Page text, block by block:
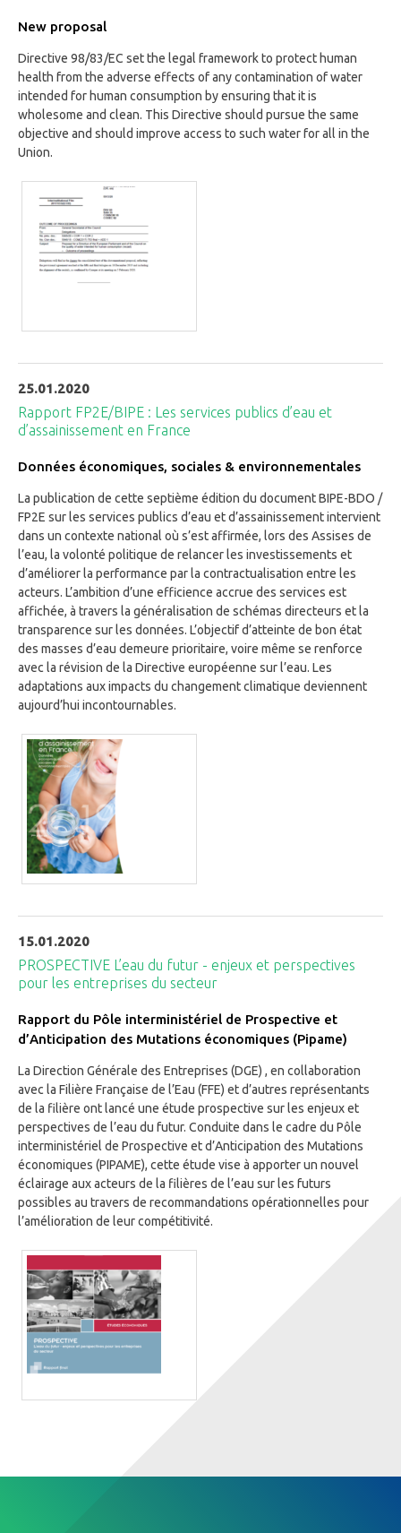
New proposal
Directive 98/83/EC set the legal framework to protect human
health from the adverse effects of any contamination of water
intended for human consumption by ensuring that it is
wholesome and clean. This Directive should pursue the same
objective and should improve access to such water for all in the
Union.
25.01.2020
Rapport FP2E/BIPE : Les services publics d’eau et
d’assainissement en France
Données économiques, sociales & environnementales
La publication de cette septième édition du document BIPE-BDO /
FP2E sur les services publics d’eau et d’assainissement intervient
dans un contexte national où s’est affirmée, lors des Assises de
l’eau, la volonté politique de relancer les investissements et
d’améliorer la performance par la contractualisation entre les
acteurs. L’ambition d’une efficience accrue des services est
affichée, à travers la généralisation de schémas directeurs et la
transparence sur les données. L’objectif d’atteinte de bon état
des masses d’eau demeure prioritaire, voire même se renforce
avec la révision de la Directive européenne sur l’eau. Les
adaptations aux impacts du changement climatique deviennent
aujourd’hui incontournables.
15.01.2020
PROSPECTIVE L’eau du futur - enjeux et perspectives
pour les entreprises du secteur
Rapport du Pôle interministériel de Prospective et
d’Anticipation des Mutations économiques (Pipame)
La Direction Générale des Entreprises (DGE) , en collaboration
avec la Filière Française de l’Eau (FFE) et d’autres représentants
de la filière ont lancé une étude prospective sur les enjeux et
perspectives de l’eau du futur. Conduite dans le cadre du Pôle
interministériel de Prospective et d’Anticipation des Mutations
économiques (PIPAME), cette étude vise à apporter un nouvel
éclairage aux acteurs de la filières de l’eau sur les futurs
possibles au travers de recommandations opérationnelles pour
l’amélioration de leur compétitivité.